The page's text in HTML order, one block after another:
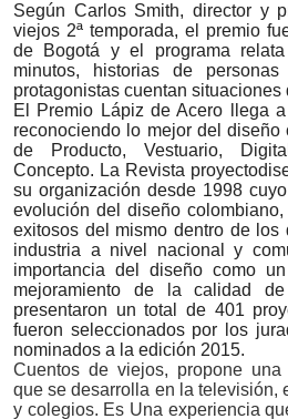
Según Carlos Smith, director y
viejos 2ª temporada, el premio
de Bogotá y el programa
minutos, historias de
protagonistas cuentan situaciones
El Premio Lápiz de Acero llega
reconociendo lo mejor del
de Producto, Vestuario,
Concepto. La Revista
su organización desde 1998
evolución del diseño
exitosos del mismo dentro de los
industria a nivel nacional y
importancia del diseño como
mejoramiento de la calidad
presentaron un total de 401
fueron seleccionados por los
nominados a la edición 2015.
Cuentos de viejos, propone una
que se desarrolla en la televisión,
y colegios. Es Una experiencia